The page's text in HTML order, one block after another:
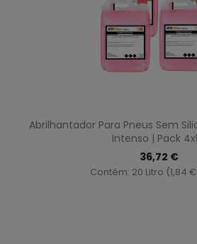
Abrilhantador Para Pneus Sem
Intenso | Pack
36,72 €
Contém: 20 Litro (1,84